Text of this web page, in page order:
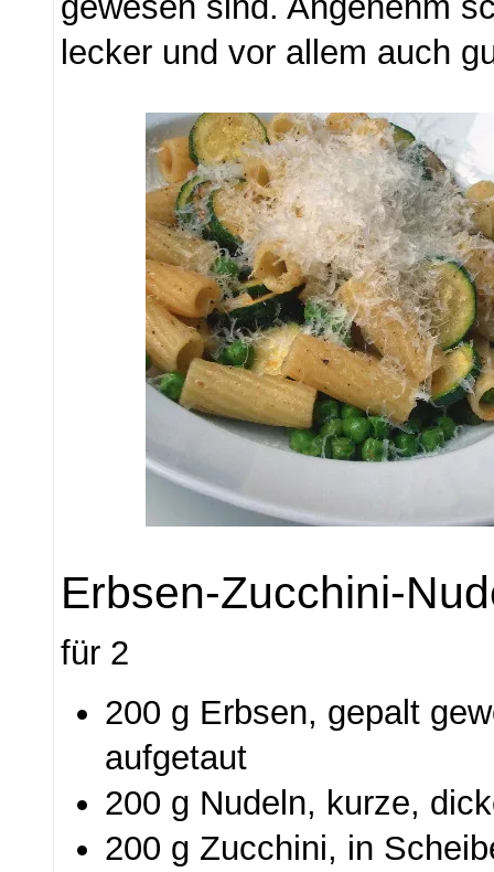
lecker und vor allem auch
Erbsen-Zucchini-
für 2
200 g Erbsen, gepalt
aufgetaut
200 g Nudeln, kurze,
200 g Zucchini, in